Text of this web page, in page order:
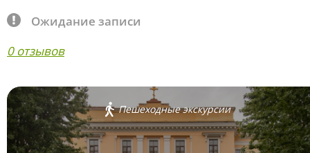
Ожидание записи
0 отзывов
Пешеходные экскурсии